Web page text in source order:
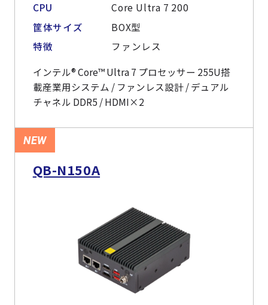
CPU
Core Ultra 7 200
筐体サイズ
BOX型
特徴
ファンレス
インテル® Core™ Ultra 7 プロセッサー 255U搭
載産業用システム / ファンレス設計 / デュアル
チャネル DDR5 / HDMI×2
NEW
QB-N150A